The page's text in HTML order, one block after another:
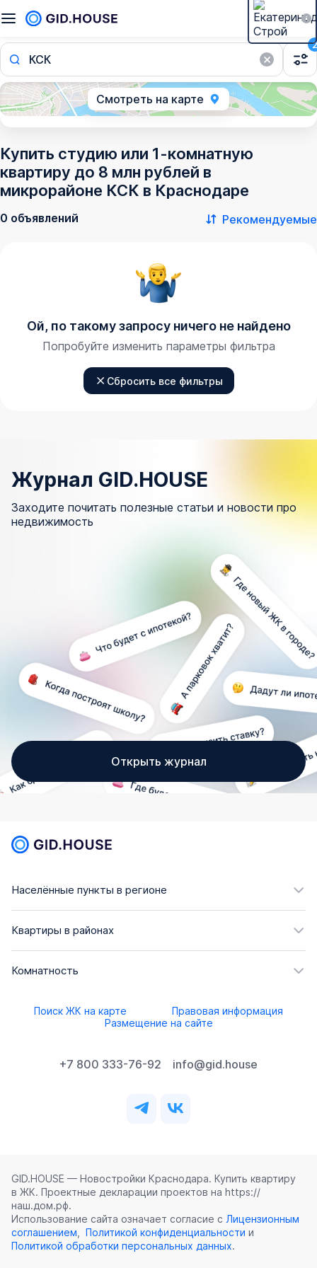
КСК
2
Смотреть на карте
Купить студию или 1-комнатную
квартиру до 8 млн рублей в
микрорайоне КСК в Краснодаре
0 объявлений Рекомендуемые
Ой, по такому запросу ничего не найдено
Попробуйте изменить параметры фильтра
Сбросить все фильтры
Журнал GID.HOUSE
Заходите почитать полезные статьи и новости про
недвижимость
Открыть журнал
Населённые пункты в регионе
Квартиры в районах
Комнатность
Поиск ЖК на карте
Правовая информация
Размещение на сайте
+7 800 333-76-92 info@gid.house
GID.HOUSE — Новостройки Краснодара. Купить квартиру
в ЖК. Проектные декларации проектов на https://
наш.дом.рф.
Использование сайта означает согласие с Лицензионным
соглашением
Политикой конфиденциальности и
Политикой обработки персональных данных.